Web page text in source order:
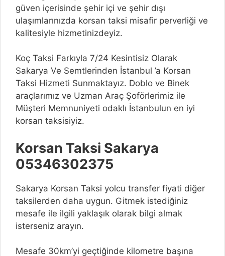
güven içerisinde şehir içi ve şehir dışı
ulaşımlarınızda korsan taksi misafir perverliği ve
kalitesiyle hizmetinizdeyiz.
Koç Taksi Farkıyla 7/24 Kesintisiz Olarak
Sakarya Ve Semtlerinden İstanbul ’a Korsan
Taksi Hizmeti Sunmaktayız. Doblo ve Binek
araçlarımız ve Uzman Araç Şoförlerimiz ile
Müşteri Memnuniyeti odaklı İstanbulun en iyi
korsan taksisiyiz.
Korsan Taksi Sakarya
05346302375
Sakarya Korsan Taksi yolcu transfer fiyati diğer
taksilerden daha uygun. Gitmek istediğiniz
mesafe ile ilgili yaklaşık olarak bilgi almak
isterseniz arayın.
Mesafe 30km’yi geçtiğinde kilometre başına